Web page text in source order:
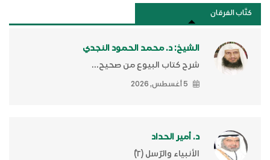
كتَّاب الفرقان
الشيخ: د. محمد الحمود النجدي
شرح كتاب البيوع من صحيح...
5 أغسطس, 2026
د. أمير الحداد
الأنبياء والرّسل (٢)ّ